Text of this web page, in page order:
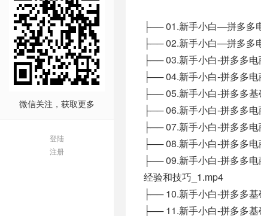
微信关注，获取更多
登陆
注册
├── 01.新手小白—拼多多
├── 02.新手小白—拼多多
├── 03.新手小白-拼多多
├── 04.新手小白-拼多多
├── 05.新手小白-拼多多
├── 06.新手小白-拼多多
├── 07.新手小白-拼多多
├── 08.新手小白-拼多多
├── 09.新手小白-拼多多
经验和技巧_1.mp4
├── 10.新手小白-拼多多
├── 11.新手小白-拼多多